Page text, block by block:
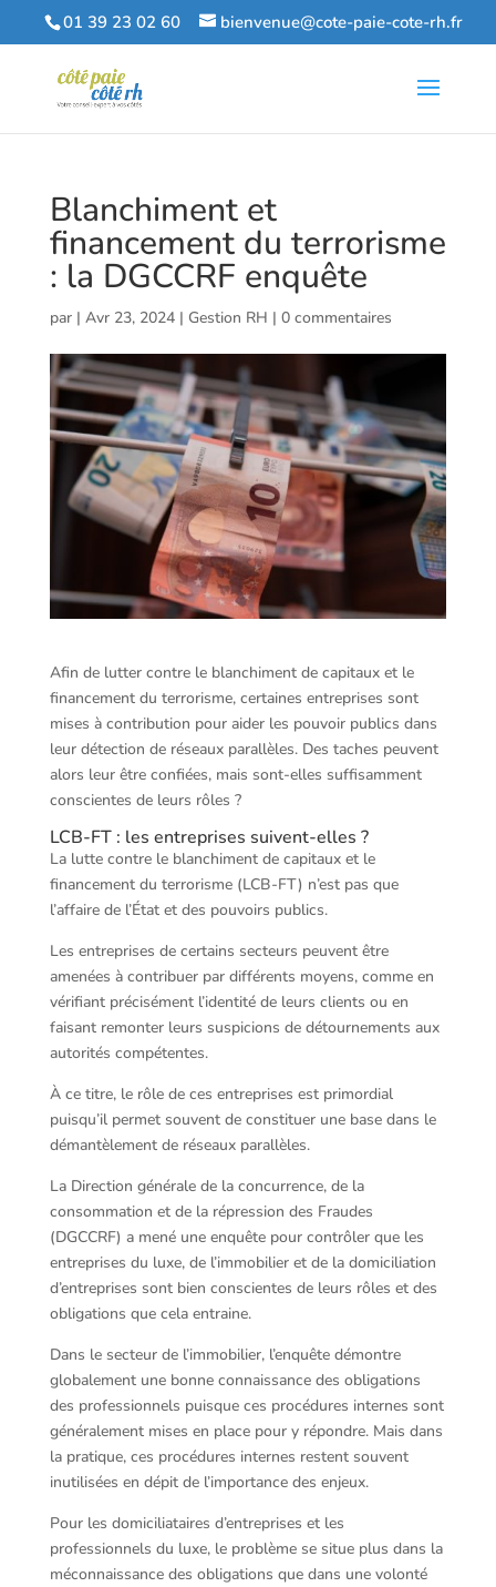
01 39 23 02 60 bienvenue@cote-paie-cote-rh.fr
Blanchiment et
financement du terrorisme
: la DGCCRF enquête
par | Avr 23, 2024| Gestion RH | 0 commentaires
Afin de lutter contre le blanchiment de capitaux et le
financement du terrorisme, certaines entreprises sont
mises à contribution pour aider les pouvoir publics dans
leur détection de réseaux parallèles. Des taches peuvent
alors leur être confiées, mais sont-elles suffisamment
conscientes de leurs rôles ?
LCB-FT : les entreprises suivent-elles ?
La lutte contre le blanchiment de capitaux et le
financement du terrorisme (LCB-FT) n’est pas que
l’affaire de l’État et des pouvoirs publics.
Les entreprises de certains secteurs peuvent être
amenées à contribuer par différents moyens, comme en
vérifiant précisément l’identité de leurs clients ou en
faisant remonter leurs suspicions de détournements aux
autorités compétentes.
À ce titre, le rôle de ces entreprises est primordial
puisqu’il permet souvent de constituer une base dans le
démantèlement de réseaux parallèles.
La Direction générale de la concurrence, de la
consommation et de la répression des Fraudes
(DGCCRF) a mené une enquête pour contrôler que les
entreprises du luxe, de l’immobilier et de la domiciliation
d’entreprises sont bien conscientes de leurs rôles et des
obligations que cela entraine.
Dans le secteur de l’immobilier, l’enquête démontre
globalement une bonne connaissance des obligations
des professionnels puisque ces procédures internes sont
généralement mises en place pour y répondre. Mais dans
la pratique, ces procédures internes restent souvent
inutilisées en dépit de l’importance des enjeux.
Pour les domiciliataires d’entreprises et les
professionnels du luxe, le problème se situe plus dans la
méconnaissance des obligations que dans une volonté